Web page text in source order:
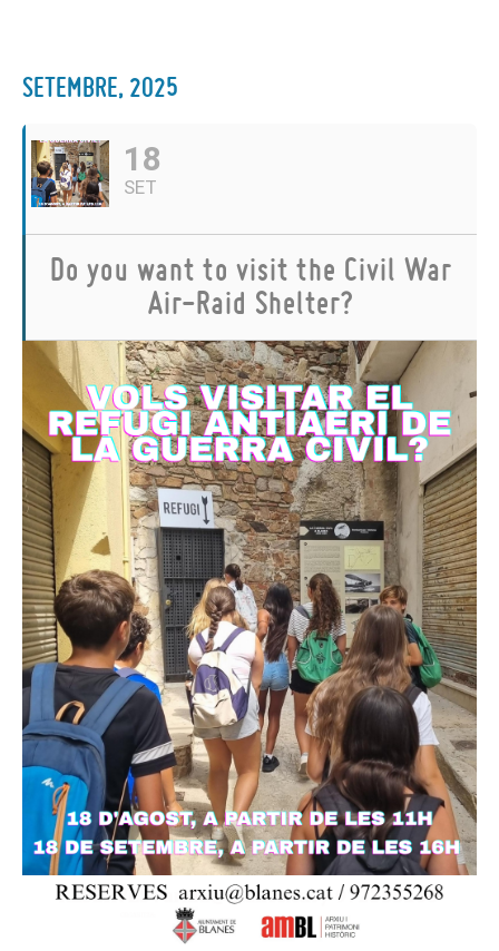
SETEMBRE, 2025
18
SET
Do you want to visit the Civil War
Air-Raid Shelter?